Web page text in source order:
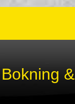
Bokning